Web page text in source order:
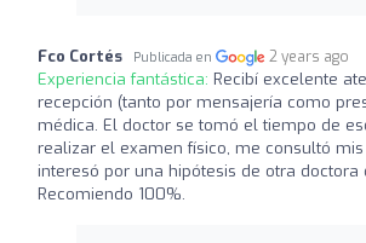
Fco Cortés Publicada en 2 years ago
Experiencia fantástica: Recibí excelente
recepción (tanto por mensajería como
médica. El doctor se tomó el tiempo de
realizar el examen físico, me consultó
interesó por una hipótesis de otra doctora
Recomiendo 100%.